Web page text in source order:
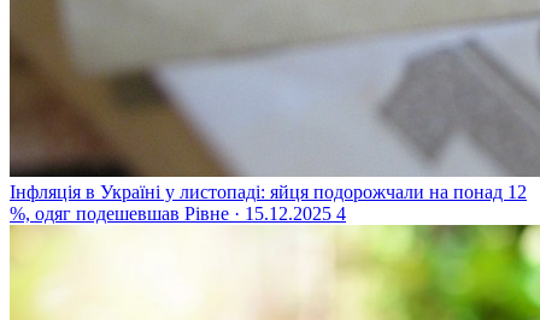
Інфляція в Україні у листопаді: яйця подорожчали на понад 12
%, одяг подешевшав Рівне · 15.12.2025 4